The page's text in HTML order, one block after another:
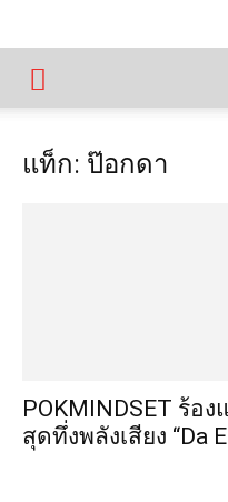
แท็ก: ป๊อกดา
POKMINDSET ร้อ
สุดทึ่งพลังเสียง “Da